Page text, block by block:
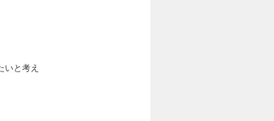
いと考え